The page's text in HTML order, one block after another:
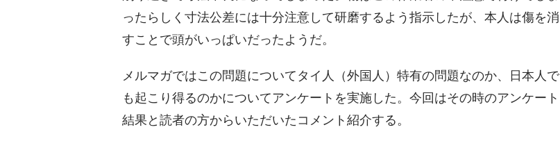
ったらしく寸法公差には十分注意して研磨するよう指示したが、本人は傷を消
すことで頭がいっぱいだったようだ。
メルマガではこの問題についてタイ人（外国人）特有の問題なのか、日本人で
も起こり得るのかについてアンケートを実施した。今回はその時のアンケート
結果と読者の方からいただいたコメント紹介する。